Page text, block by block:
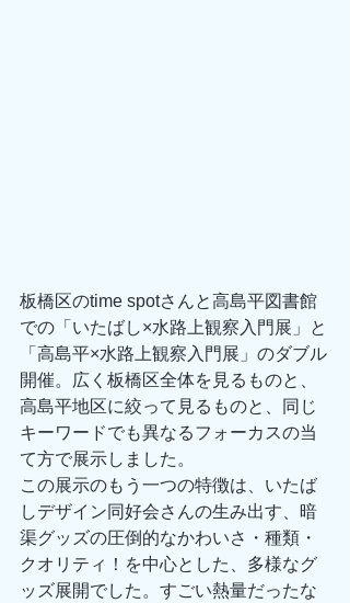
板橋区のtime spotさんと高島平図書館
での「いたばし×水路上観察入門展」と
「高島平×水路上観察入門展」のダブル
開催。広く板橋区全体を見るものと、
高島平地区に絞って見るものと、同じ
キーワードでも異なるフォーカスの当
て方で展示しました。
この展示のもう一つの特徴は、いたば
しデザイン同好会さんの生み出す、暗
渠グッズの圧倒的なかわいさ・種類・
クオリティ！を中心とした、多様なグ
ッズ展開でした。すごい熱量だったな